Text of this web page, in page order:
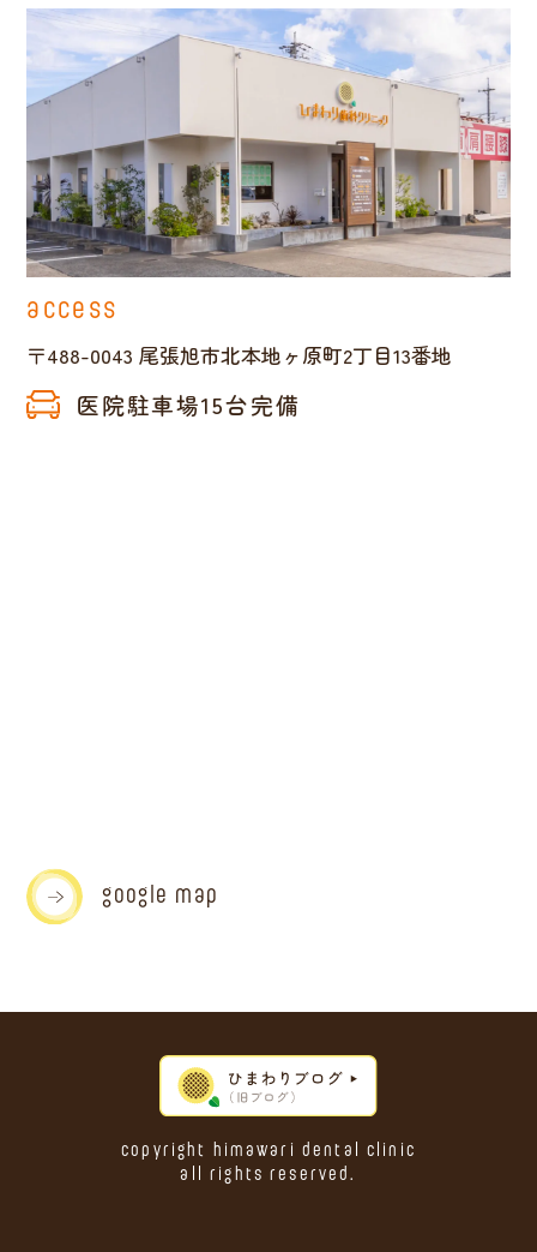
access
〒488-0043尾張旭市北本地ヶ原町2丁目13番地
医院駐車場15台完備
google map
copyright himawari dental clinic
all rights reserved.